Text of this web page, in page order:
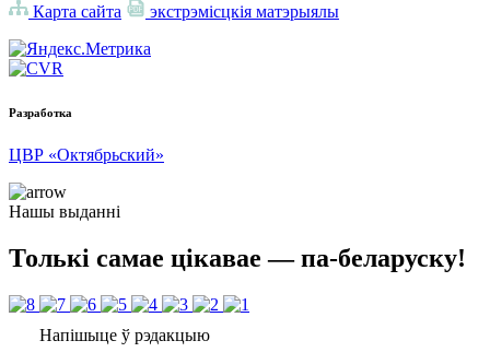
Карта сайта экстрэмісцкія матэрыялы
Разработка
ЦВР «Октябрьский»
Нашы выданні
Толькі самае цікавае — па-беларуску!
Напішыце ў рэдакцыю